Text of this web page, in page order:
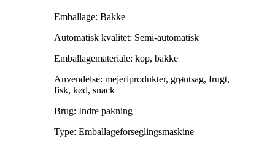
Emballage: Bakke
Automatisk kvalitet: Semi-automatisk
Emballagemateriale: kop, bakke
Anvendelse: mejeriprodukter, grøntsag, frugt,
fisk, kød, snack
Brug: Indre pakning
Type: Emballageforseglingsmaskine